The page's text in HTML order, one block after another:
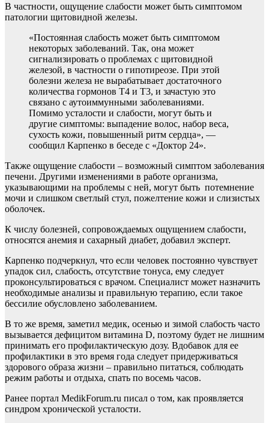
В частности, ощущение слабости может быть симптомом
патологии щитовидной железы.
«Постоянная слабость может быть симптомом
некоторых заболеваний. Так, она может
сигнализировать о проблемах с щитовидной
железой, в частности о гипотиреозе. При этой
болезни железа не вырабатывает достаточного
количества гормонов Т4 и Т3, и зачастую это
связано с аутоиммунными заболеваниями.
Помимо усталости и слабости, могут быть и
другие симптомы: выпадение волос, набор веса,
сухость кожи, повышенный ритм сердца», —
сообщил Карпенко в беседе с «Доктор 24».
Также ощущение слабости – возможный симптом заболевания
печени. Другими изменениями в работе организма,
указывающими на проблемы с ней, могут быть потемнение
мочи и слишком светлый стул, пожелтение кожи и слизистых
оболочек.
К числу болезней, сопровождаемых ощущением слабости,
относятся анемия и сахарный диабет, добавил эксперт.
Карпенко подчеркнул, что если человек постоянно чувствует
упадок сил, слабость, отсутствие тонуса, ему следует
проконсультироваться с врачом. Специалист может назначить
необходимые анализы и правильную терапию, если такое
бессилие обусловлено заболеванием.
В то же время, заметил медик, осенью и зимой слабость часто
вызывается дефицитом витамина D, поэтому будет не лишним
принимать его профилактическую дозу. Вдобавок для ее
профилактики в это время года следует придерживаться
здорового образа жизни – правильно питаться, соблюдать
режим работы и отдыха, спать по восемь часов.
Ранее портал MedikForum.ru писал о том, как проявляется
синдром хронической усталости.